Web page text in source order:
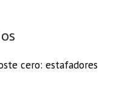
cero: estafadores